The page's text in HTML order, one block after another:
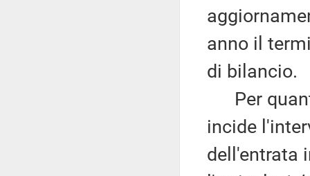
anno il
di bilancio.
Per
incide
dell'entrata